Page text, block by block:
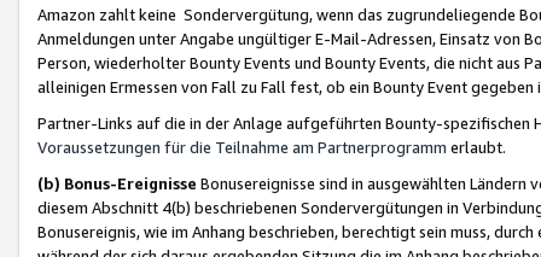
Amazon zahlt keine Sondervergütung, wenn das zugrundeliegende
Anmeldungen unter Angabe ungültiger E-Mail-Adressen, Einsatz von
Person, wiederholter Bounty Events und Bounty Events, die nicht
alleinigen Ermessen von Fall zu Fall fest, ob ein Bounty Event
Partner-Links auf die in der Anlage aufgeführten Bounty-spezifischen
Voraussetzungen für die Teilnahme am Partnerprogramm erlaubt.
(b) Bonus-Ereignisse Bonusereignisse sind in ausgewählten Ländern
diesem Abschnitt 4(b) beschriebenen Sondervergütungen in
Bonusereignis, wie im Anhang beschrieben, berechtigt sein muss,